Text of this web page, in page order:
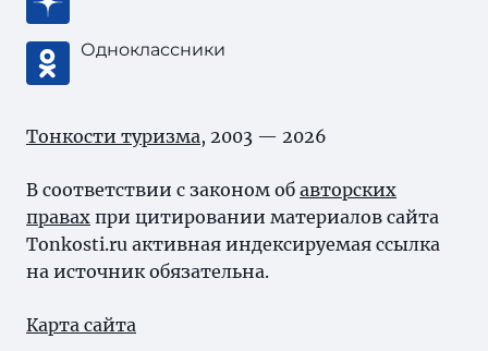
Одноклассники
Тонкости туризма, 2003 — 2026
В соответствии с законом об авторских
правах при цитировании материалов сайта
Tonkosti.ru активная индексируемая ссылка
на источник обязательна.
Карта сайта